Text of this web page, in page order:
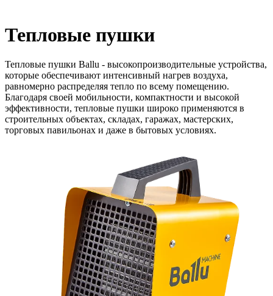
Тепловые пушки
Тепловые пушки Ballu - высокопроизводительные устройства,
которые обеспечивают интенсивный нагрев воздуха,
равномерно распределяя тепло по всему помещению.
Благодаря своей мобильности, компактности и высокой
эффективности, тепловые пушки широко применяются в
строительных объектах, складах, гаражах, мастерских,
торговых павильонах и даже в бытовых условиях.